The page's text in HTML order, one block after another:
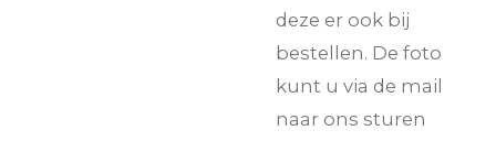
deze er ook bij
bestellen. De foto
kunt u via de mail
naar ons sturen